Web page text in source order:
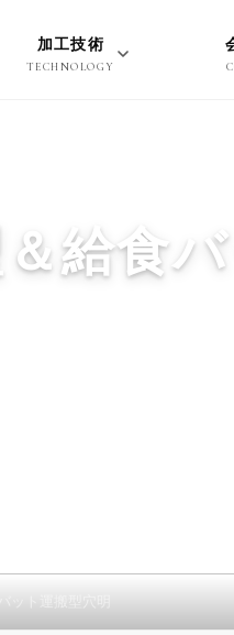
加工技術
TECHNOLOGY
給食
ット運搬型穴明